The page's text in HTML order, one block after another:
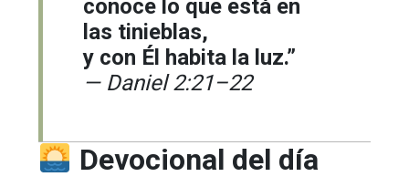
conoce lo que está en
las tinieblas,
y con Él habita la luz.”
— Daniel 2:21–22
Devocional del día